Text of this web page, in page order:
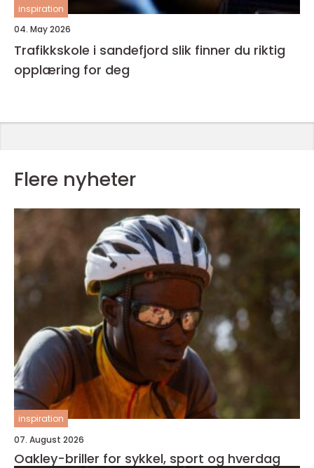
inspiration
04. May 2026
Trafikkskole i sandefjord slik finner du riktig
opplæring for deg
Flere nyheter
inspiration
07. August 2026
Oakley-briller for sykkel, sport og hverdag